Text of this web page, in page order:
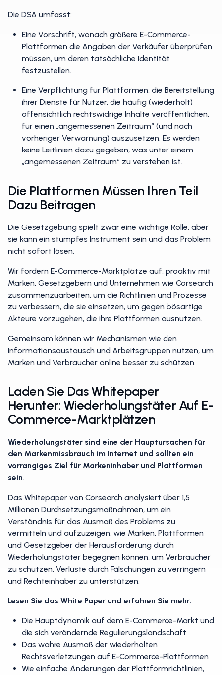
Die DSA umfasst:
Eine Vorschrift, wonach größere E-Commerce-
Plattformen die Angaben der Verkäufer überprüfen
müssen, um deren tatsächliche Identität
festzustellen.
Eine Verpflichtung für Plattformen, die Bereitstellung
ihrer Dienste für Nutzer, die häufig (wiederholt)
offensichtlich rechtswidrige Inhalte veröffentlichen,
für einen „angemessenen Zeitraum“ (und nach
vorheriger Verwarnung) auszusetzen. Es werden
keine Leitlinien dazu gegeben, was unter einem
„angemessenen Zeitraum“ zu verstehen ist.
Die Plattformen Müssen Ihren Teil
Dazu Beitragen
Die Gesetzgebung spielt zwar eine wichtige Rolle, aber
sie kann ein stumpfes Instrument sein und das Problem
nicht sofort lösen.
Wir fordern E-Commerce-Marktplätze auf, proaktiv mit
Marken, Gesetzgebern und Unternehmen wie Corsearch
zusammenzuarbeiten, um die Richtlinien und Prozesse
zu verbessern, die sie einsetzen, um gegen bösartige
Akteure vorzugehen, die ihre Plattformen ausnutzen.
Gemeinsam können wir Mechanismen wie den
Informationsaustausch und Arbeitsgruppen nutzen, um
Marken und Verbraucher online besser zu schützen.
Laden Sie Das Whitepaper
Herunter: Wiederholungstäter Auf E-
Commerce-Marktplätzen
Wiederholungstäter sind eine der Hauptursachen für
den Markenmissbrauch im Internet und sollten ein
vorrangiges Ziel für Markeninhaber und Plattformen
sein.
Das Whitepaper von Corsearch analysiert über 1,5
Millionen Durchsetzungsmaßnahmen, um ein
Verständnis für das Ausmaß des Problems zu
vermitteln und aufzuzeigen, wie Marken, Plattformen
und Gesetzgeber der Herausforderung durch
Wiederholungstäter begegnen können, um Verbraucher
zu schützen, Verluste durch Fälschungen zu verringern
und Rechteinhaber zu unterstützen.
Lesen Sie das White Paper und erfahren Sie mehr:
Die Hauptdynamik auf dem E-Commerce-Markt und
die sich verändernde Regulierungslandschaft
Das wahre Ausmaß der wiederholten
Rechtsverletzungen auf E-Commerce-Plattformen
Wie einfache Änderungen der Plattformrichtlinien,